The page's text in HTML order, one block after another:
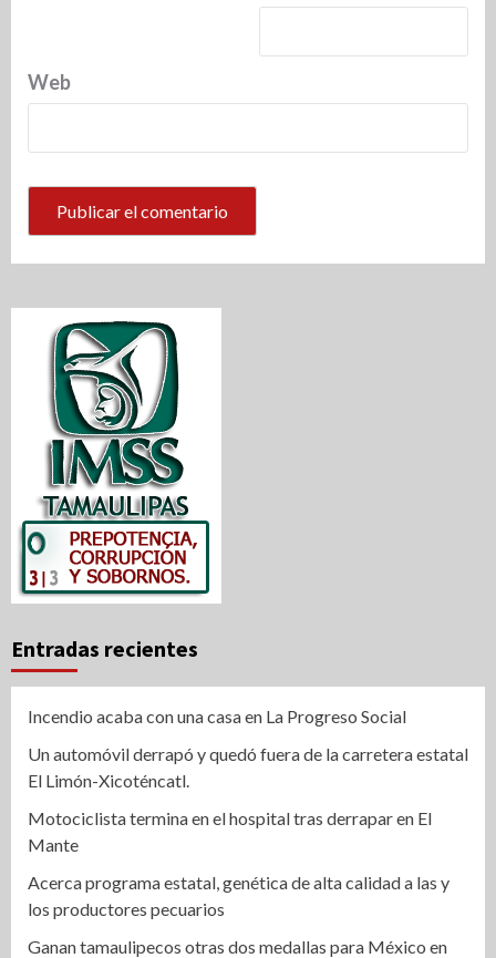
Web
Entradas recientes
Incendio acaba con una casa en La Progreso Social
Un automóvil derrapó y quedó fuera de la carretera estatal
El Limón-Xicoténcatl.
Motociclista termina en el hospital tras derrapar en El
Mante
Acerca programa estatal, genética de alta calidad a las y
los productores pecuarios
Ganan tamaulipecos otras dos medallas para México en